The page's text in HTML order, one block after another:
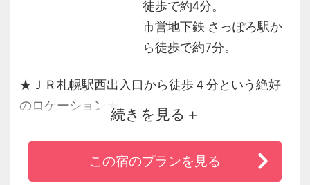
徒歩で約4分。
市営地下鉄 さっぽろ駅か
ら徒歩で約7分。
★ＪＲ札幌駅西出入口から徒歩４分という絶好
のロケーション★
我々、ホテル京阪札幌では「安全」「安心」
「清潔」「バリュープライス」の４つを軸とし
続きを見る
この宿のプランを見る